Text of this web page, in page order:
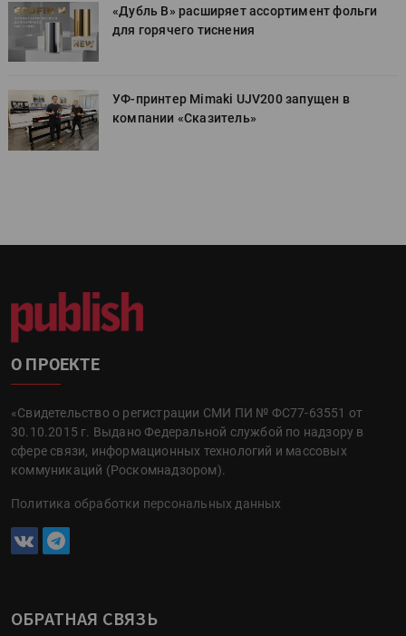
«Дубль В» расширяет ассортимент фольги
для горячего тиснения
УФ-принтер Mimaki UJV200 запущен в
компании «Сказитель»
О ПРОЕКТЕ
«Свидетельство о регистрации СМИ ПИ № ФС77-63551 от
30.10.2015 г. Выдано Федеральной службой по надзору в
сфере связи, информационных технологий и массовых
коммуникаций (Роскомнадзором).
Политика обработки персональных данных
ОБРАТНАЯ СВЯЗЬ